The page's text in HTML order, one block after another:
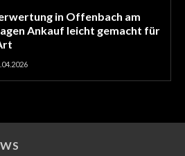
in Offenbach am
Ankauf leicht gemacht für